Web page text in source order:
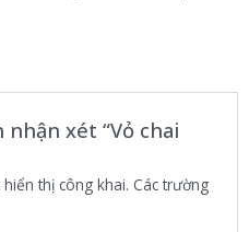
xét “Vỏ chai
thị công khai. Các trường